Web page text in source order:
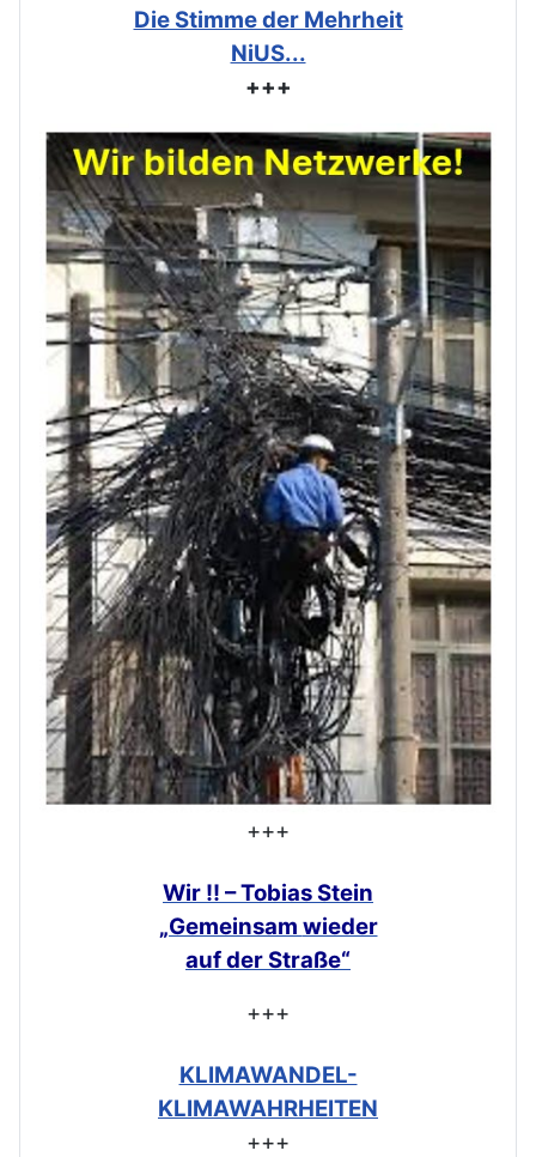
Die Stimme der Mehrheit
NiUS...
+++
+++
Wir !! – Tobias Stein
„Gemeinsam wieder
auf der Straße“
+++
KLIMAWANDEL-
KLIMAWAHRHEITEN
+++